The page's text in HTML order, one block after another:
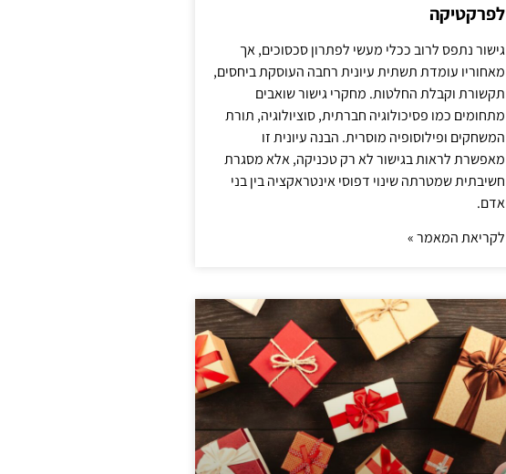
לפרקטיקה
גישור נתפס לרוב ככלי מעשי לפתרון סכסוכים, אך
מאחוריו עומדת תשתית עיונית רחבה העוסקת ביחסים,
תקשורת וקבלת החלטות. מחקרי גישור שואבים
מתחומים כמו פסיכולוגיה חברתית, סוציולוגיה, תורת
המשחקים ופילוסופיה מוסרית. הבנה עיונית זו
מאפשרת לראות בגישור לא רק טכניקה, אלא מסגרת
חשיבתית שמטרתה שינוי דפוסי אינטראקציה בין בני
אדם.
לקריאת המאמר »